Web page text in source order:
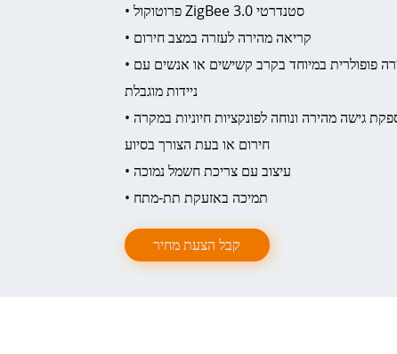
• פרוטוקול ZigBee 3.0 סטנדרטי
• קריאה מהירה לעזרה במצב חירום
• אזעקה בנגיעה אחת, מה שהופך אותה לבחירה פופולרית במיוחד בקרב קשישים או אנשים עם
ניידות מוגבלת
• שליטה בנגיעה אחת על כל סצנת הבית, המספקת גישה מהירה ונוחה לפונקציות חיוניות במקרה
חירום או בעת הצורך בסיוע
• עיצוב עם צריכת חשמל נמוכה
• תמיכה באזעקת תת-מתח
קבל הצעת מחיר